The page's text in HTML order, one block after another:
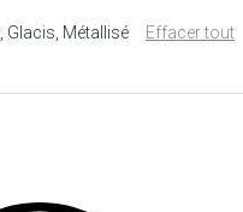
Glacis Métallisé Effacer tout